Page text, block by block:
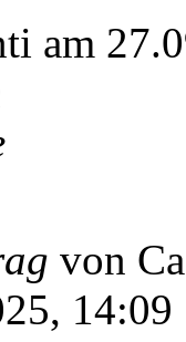
am
von
14:09